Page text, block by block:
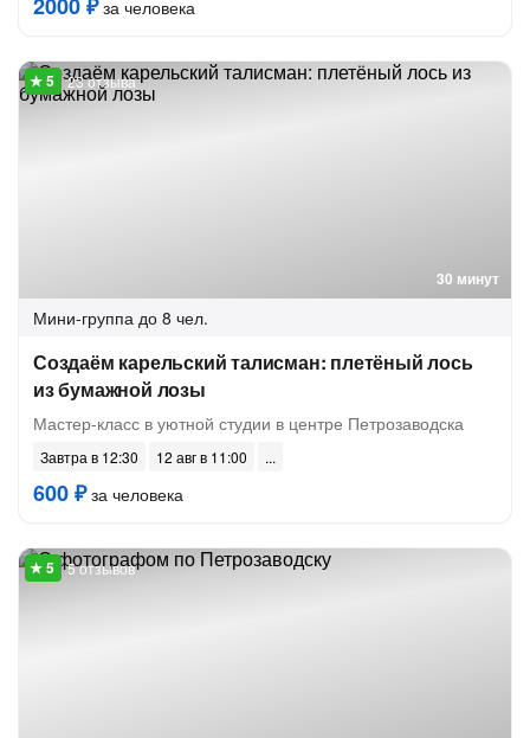
за человека
30 минут
23 отзыва
Мини-группа до 8 чел.
Создаём карельский талисман: плетёный лось
из бумажной лозы
Мастер-класс в уютной студии в центре Петрозаводска
Завтра в 12:30 12 авг в 11:00
600 ₽за человека
5 отзывов